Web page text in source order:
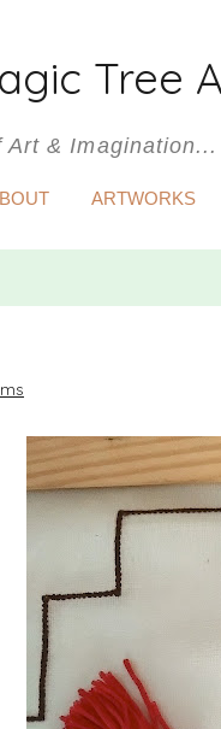
Tree
Art & Imagination...
ARTWORKS